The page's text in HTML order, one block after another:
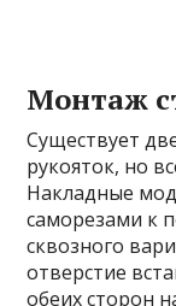
Монтаж
Существует
рукояток, но
Накладные
саморезами к
сквозного
отверстие
обеих сторон